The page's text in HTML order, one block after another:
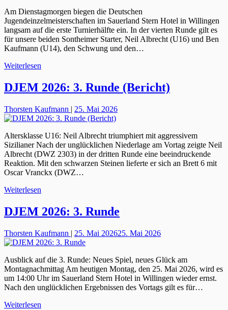
Am Dienstagmorgen biegen die Deutschen
Jugendeinzelmeisterschaften im Sauerland Stern Hotel in Willingen
langsam auf die erste Turnierhälfte ein. In der vierten Runde gilt es
für unsere beiden Sontheimer Starter, Neil Albrecht (U16) und Ben
Kaufmann (U14), den Schwung und den…
Weiterlesen
DJEM 2026: 3. Runde (Bericht)
Thorsten Kaufmann | 25. Mai 2026
Altersklasse U16: Neil Albrecht triumphiert mit aggressivem
Sizilianer Nach der unglücklichen Niederlage am Vortag zeigte Neil
Albrecht (DWZ 2303) in der dritten Runde eine beeindruckende
Reaktion. Mit den schwarzen Steinen lieferte er sich an Brett 6 mit
Oscar Vranckx (DWZ…
Weiterlesen
DJEM 2026: 3. Runde
Thorsten Kaufmann | 25. Mai 202625. Mai 2026
Ausblick auf die 3. Runde: Neues Spiel, neues Glück am
Montagnachmittag ​Am heutigen Montag, den 25. Mai 2026, wird es
um 14:00 Uhr im Sauerland Stern Hotel in Willingen wieder ernst.
Nach den unglücklichen Ergebnissen des Vortags gilt es für…
Weiterlesen